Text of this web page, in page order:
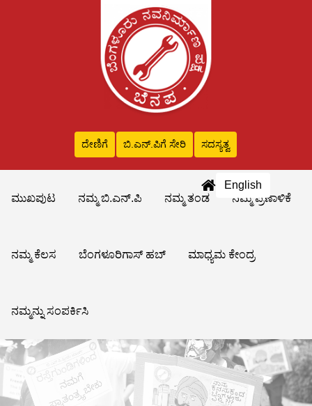
ದೇಣಿಗೆ ಬಿ.ಎನ್‌.ಪಿಗೆ ಸೇರಿ ಸದಸ್ಯತ್ವ
English
ಮುಖಪುಟ
ನಮ್ಮ ಬಿ.ಎನ್.ಪಿ ನಮ್ಮ ತಂಡ ನಮ್ಮ ಪ್ರಣಾಳಿಕೆ
ನಮ್ಮ ಕೆಲಸ ಬೆಂಗಳೂರಿಗಾಸ್ ಹಬ್ ಮಾಧ್ಯಮ ಕೇಂದ್ರ
ನಮ್ಮನ್ನು ಸಂಪರ್ಕಿಸಿ